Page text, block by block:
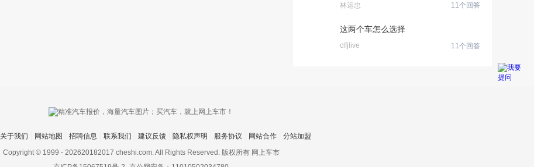
林运忠 11个回答
这两个车怎么选择
clfjlive 11个回答
关于我们 网站地图 招聘信息 联系我们 建议反馈 隐私权声明 服务协议 网站合作
分站加盟
Copyright © 1999 - 202620182017 cheshi.com. All Rights Reserved. 版权所有 网上车市